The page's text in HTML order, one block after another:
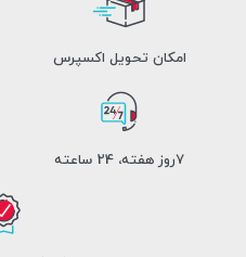
امکان تحویل اکسپرس
7روز هفته، 24 ساعته